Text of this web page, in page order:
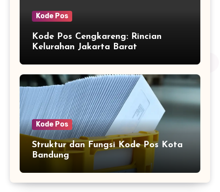
Kode Pos
Kode Pos Cengkareng: Rincian
Kelurahan Jakarta Barat
Kode Pos
Struktur dan Fungsi Kode Pos Kota
Bandung